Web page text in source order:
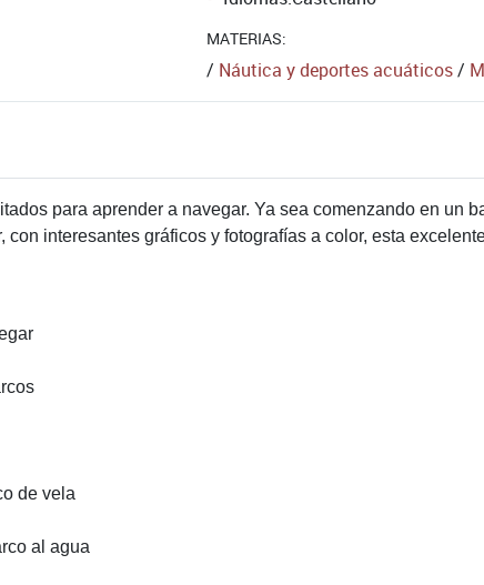
MATERIAS:
/ Náutica y deportes acuáticos/
para aprender a navegar. Ya sea comenzando en un
con interesantes gráficos y fotografías a color, esta
de vela
al agua